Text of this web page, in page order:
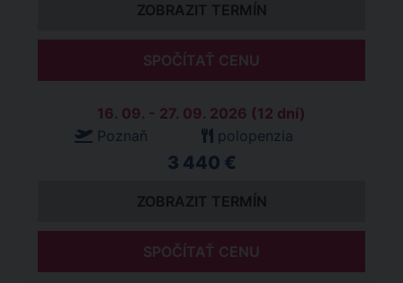
ZOBRAZIT TERMÍN
SPOČÍTAŤ CENU
16. 09. - 27. 09. 2026 (12 dní)
Poznaň
polopenzia
3 440 €
ZOBRAZIT TERMÍN
SPOČÍTAŤ CENU